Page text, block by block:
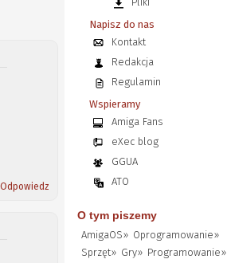
Odpowiedz
Napisz do nas
Kontakt
Redakcja
Regulamin
Wspieramy
Amiga Fans
eXec blog
GGUA
ATO
O tym piszemy
AmigaOS» Oprogramowanie»
Sprzęt» Gry» Programowanie»